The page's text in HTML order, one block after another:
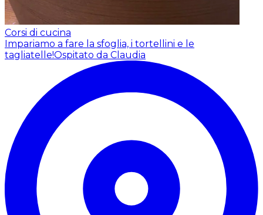
Corsi di cucina
Impariamo a fare la sfoglia, i tortellini e le
tagliatelle!Ospitato da Claudia